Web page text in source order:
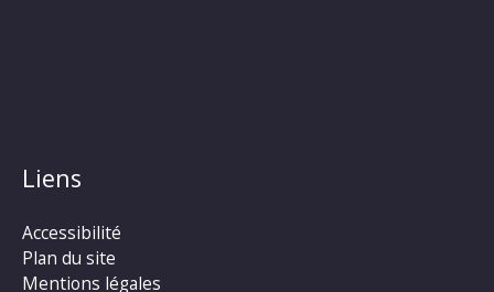
Liens
Accessibilité
Plan du site
Mentions légales